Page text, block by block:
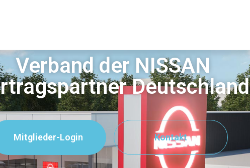
Verband der NISSAN
Deutschland
Mitglieder-Login Kontakt